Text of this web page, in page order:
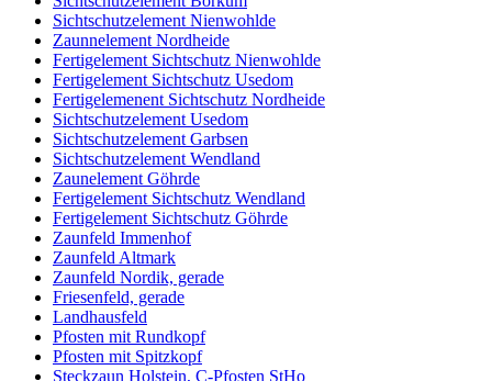
Sichtschutzelement Nienwohlde
Zaunnelement Nordheide
Fertigelement Sichtschutz Nienwohlde
Fertigelement Sichtschutz Usedom
Fertigelemenent Sichtschutz Nordheide
Sichtschutzelement Usedom
Sichtschutzelement Garbsen
Sichtschutzelement Wendland
Zaunelement Göhrde
Fertigelement Sichtschutz Wendland
Fertigelement Sichtschutz Göhrde
Zaunfeld Immenhof
Zaunfeld Altmark
Zaunfeld Nordik, gerade
Friesenfeld, gerade
Landhausfeld
Pfosten mit Rundkopf
Pfosten mit Spitzkopf
Steckzaun Holstein, C-Pfosten StHo